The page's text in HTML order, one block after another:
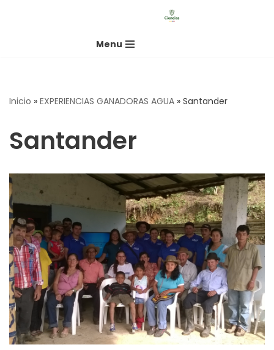
Menu
Inicio » EXPERIENCIAS GANADORAS AGUA » Santander
Santander